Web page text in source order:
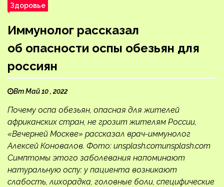
Здоровье
Иммунолог рассказал
об опасности оспы обезьян для
россиян
Вт Май 10 , 2022
Почему оспа обезьян, опасная для жителей
африканских стран, не грозит жителям России,
«Вечерней Москве» рассказал врач-иммунолог
Алексей Коновалов. Фото: unsplash.comunsplash.com
Симптомы этого заболевания напоминают
натуральную оспу: у пациента возникают
слабость, лихорадка, головные боли, специфические